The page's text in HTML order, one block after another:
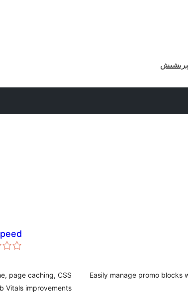
Easily manage promo blocks
page caching, CSS
Vitals improvements.